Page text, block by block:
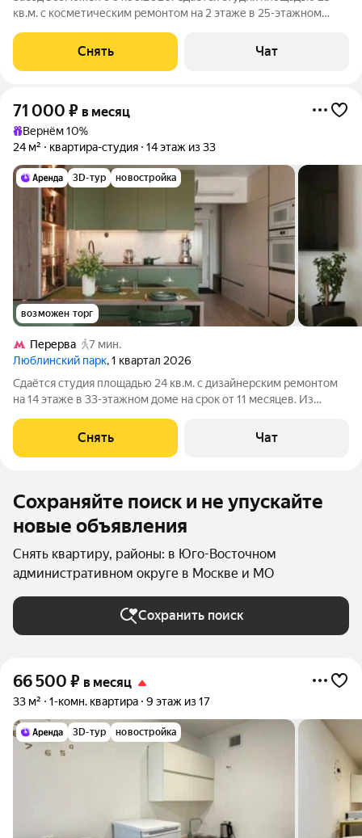
кв.м. с косметическим ремонтом на 2 этаже в 25-этажном
Духовой шкаф Стиральная машина Холодильник Дом -
панельный, окна выходят на
Снять Чат
71 000 ₽ в месяц
Вернём 10%
24 м²
квартира-студия 14 этаж из 33
3D-тур новостройка
возможен торг
Перерва
7 мин.
Люблинский парк, 1 квартал 2026
Сдаётся студия площадью 24 кв.м. с дизайнерским ремонтом
на 14 этаже в 33-этажном доме на срок от 11 месяцев. Из
Снять Чат
Сохраняйте поиск и не упускайте
новые объявления
Снять квартиру, районы: в Юго-Восточном
административном округе в Москве и МО
Сохранить поиск
66 500 ₽ в месяц
33 м² 1-комн. квартира 9 этаж из 17
3D-тур новостройка